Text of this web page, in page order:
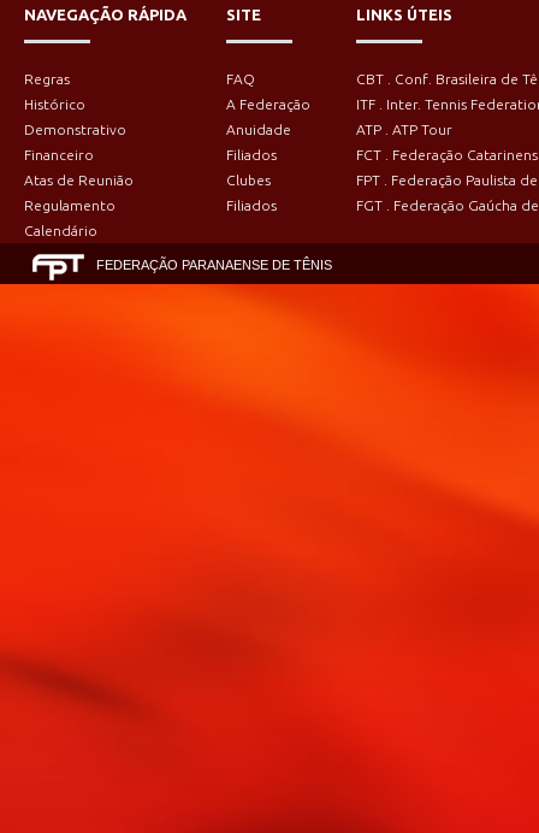
NAVEGAÇÃO RÁPIDA
Regras
Histórico
Demonstrativo
Financeiro
Atas de Reunião
Regulamento
Calendário
SITE
FAQ
A Federação
Anuidade
Filiados
Clubes
Filiados
LINKS ÚTEIS
CBT . Conf. Brasileira de
ITF . Inter. Tennis
ATP . ATP Tour
FCT . Federação
FPT . Federação Paulista
FGT . Federação Gaúcha
FEDERAÇÃO PARANAENSE DE TÊNIS